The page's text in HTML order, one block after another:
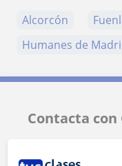
Alcorcón
Humanes de
Contacta con
Tarifa